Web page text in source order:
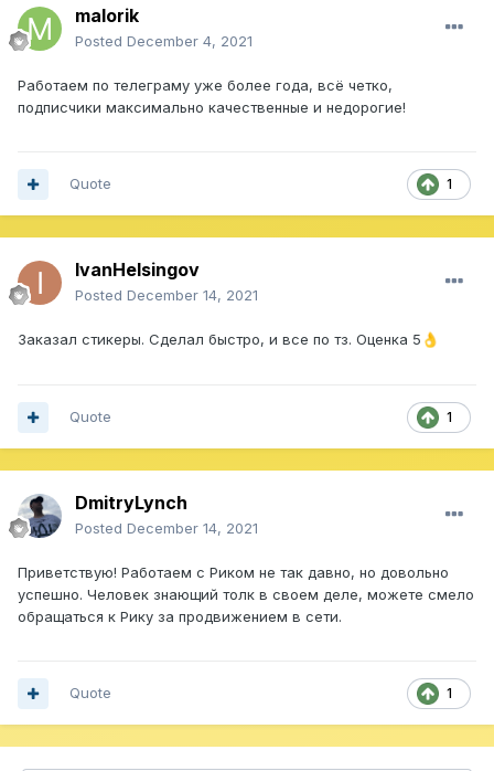
malorik
Posted December 4, 2021
Работаем по телеграму уже более года, всё четко,
подписчики максимально качественные и недорогие!
1
Quote
IvanHelsingov
Posted December 14, 2021
Заказал стикеры. Сделал быстро, и все по тз. Оценка 5 👌
1
Quote
DmitryLynch
Posted December 14, 2021
Приветствую! Работаем с Риком не так давно, но довольно
успешно. Человек знающий толк в своем деле, можете смело
обращаться к Рику за продвижением в сети.
1
Quote